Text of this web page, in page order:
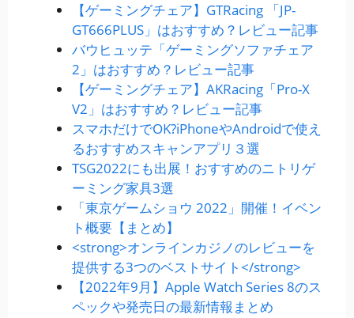
【ゲーミングチェア】GTRacing 「JP-
GT666PLUS」はおすすめ？レビュー記事
バウヒュッテ「ゲーミングソファチェア
2」はおすすめ？レビュー記事
【ゲーミングチェア】AKRacing「Pro-X
V2」はおすすめ？レビュー記事
スマホだけでOK?iPhoneやAndroidで使え
るおすすめスキャンアプリ３選
TSG2022にも出展！おすすめのニトリゲ
ーミング家具3選
「東京ゲームショウ 2022」開催！イベン
ト概要【まとめ】
<strong>オンラインカジノのレビューを
提供する3つのベストサイト</strong>
【2022年9月】Apple Watch Series 8のス
ペックや発売日の最新情報まとめ